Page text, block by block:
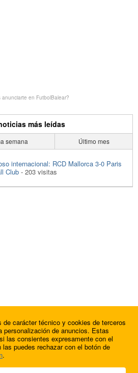
anunciarte en FutbolBalear?
más leídas
semana Último mes
internacional: RCD Mallorca 3-0 Paris
Club - 203 visitas
IP, SL.
de carácter técnico y cookies de terceros
personalización de anuncios. Estas
las consientes expresamente con el
las puedes rechazar con el botón de
.